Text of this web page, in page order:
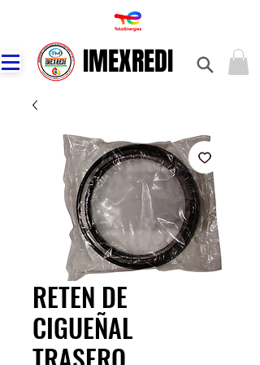
IMEXREDI
IMEXREDI
RETEN DE
CIGUEÑAL